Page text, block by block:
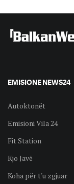
EMISIONE NEWS24
Autoktonët
Emisioni Vila 24
Fit Station
Kjo Javë
Koha për t'u zgjuar